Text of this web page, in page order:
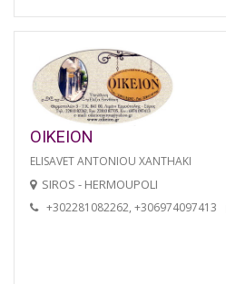
OIKEION
ELISAVET ANTONIOU XANTHAKI
SIROS - HERMOUPOLI
+302281082262, +306974097413